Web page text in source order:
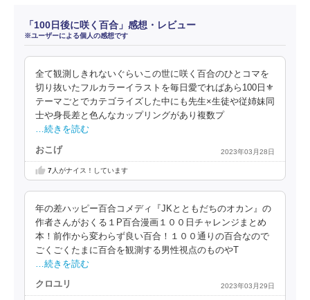
「100日後に咲く百合」感想・レビュー
※ユーザーによる個人の感想です
全て観測しきれないぐらいこの世に咲く百合のひとコマを
切り抜いたフルカラーイラストを毎日愛でればあら100日⚜️
テーマごとでカテゴライズした中にも先生×生徒や従姉妹同
士や身長差と色んなカップリングがあり複数プ
…続きを読む
おこげ 2023年03月28日
7人がナイス！しています
年の差ハッピー百合コメディ『JKとともだちのオカン』の
作者さんがおくる１P百合漫画１００日チャレンジまとめ
本！前作から変わらず良い百合！１００通りの百合なので
ごくごくたまに百合を観測する男性視点のものやT
…続きを読む
クロユリ 2023年03月29日